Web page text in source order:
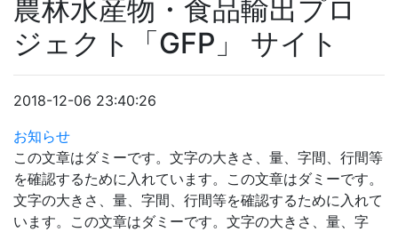
農林水産物・食品輸出プロ
ジェクト「GFP」 サイト
2018-12-06 23:40:26
お知らせ
この文章はダミーです。文字の大きさ、量、字間、行間等
を確認するために入れています。この文章はダミーです。
文字の大きさ、量、字間、行間等を確認するために入れて
います。この文章はダミーです。文字の大きさ、量、字